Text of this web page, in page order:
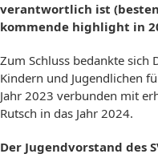
verantwortlich ist
kommende highlight in
Zum Schluss bedankte sich
Kindern und Jugendlichen
Jahr 2023 verbunden mit
Rutsch in das Jahr 2024.
Der Jugendvorstand des